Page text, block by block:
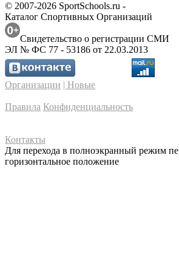
© 2007-2026 SportSchools.ru -
Каталог Спортивных Организаций
Свидетельство о регистрации СМИ
ЭЛ № ФС 77 - 53186 от 22.03.2013
Организации | Новые
Правила Конфиденциальность
Контакты
Для перехода в полноэкранный режим
горизонтальное положение